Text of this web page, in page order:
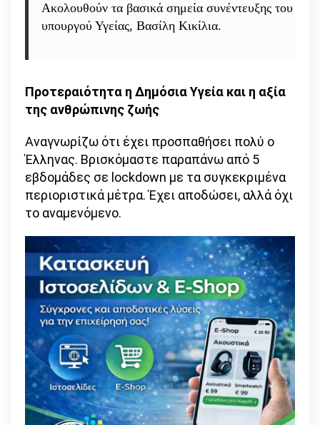
εμβόλιο
–
πρώτοι
Ακολουθούν τα βασικά σημεία συνέντευξης του
υπουργού Υγείας, Βασίλη Κικίλια.
Προτεραιότητα η Δημόσια Υγεία και η αξία
της ανθρώπινης ζωής
Αναγνωρίζω ότι έχει προσπαθήσει πολύ ο
Έλληνας. Βρισκόμαστε παραπάνω από 5
εβδομάδες σε lockdown με τα συγκεκριμένα
περιοριστικά μέτρα. Έχει αποδώσει, αλλά όχι
το αναμενόμενο.